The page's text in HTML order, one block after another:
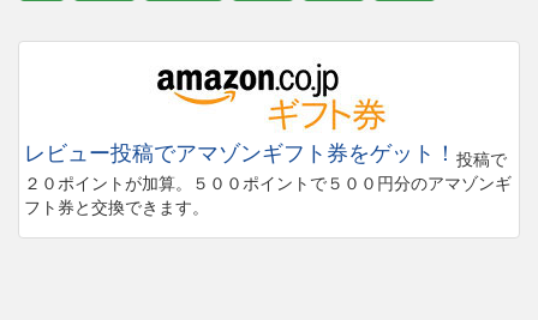
レビュー投稿でアマゾンギフト券をゲット！ 投稿で
２０ポイントが加算。５００ポイントで５００円分のアマゾンギ
フト券と交換できます。